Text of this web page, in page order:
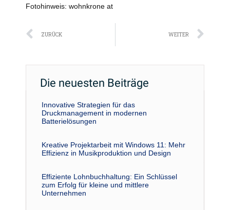
Fotohinweis: wohnkrone at
Zurück
ZURÜCK WEITER
Die neuesten Beiträge
Innovative Strategien für das
Druckmanagement in modernen
Batterielösungen
Kreative Projektarbeit mit Windows 11: Mehr
Effizienz in Musikproduktion und Design
Effiziente Lohnbuchhaltung: Ein Schlüssel
zum Erfolg für kleine und mittlere
Unternehmen